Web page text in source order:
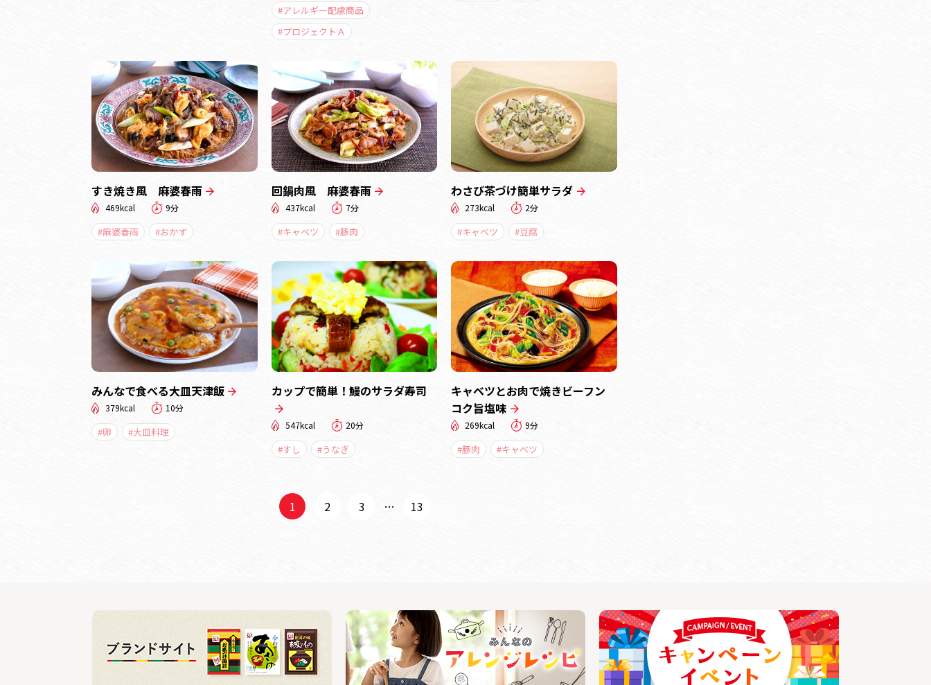
#アレルギー配慮商品
#プロジェクトＡ
すき焼き風 麻婆春雨
469kcal 9分
#麻婆春雨 #おかず
回鍋肉風 麻婆春雨
437kcal 7分
#キャベツ #豚肉
わさび茶づけ簡単サラダ
273kcal 2分
#キャベツ #豆腐
みんなで食べる大皿天津飯
379kcal 10分
#卵 #大皿料理
カップで簡単！鰻のサラダ寿司
547kcal 20分
#すし #うなぎ
キャベツとお肉で焼きビーフン
コク旨塩味
269kcal 9分
#豚肉 #キャベツ
1 2 3 … 13